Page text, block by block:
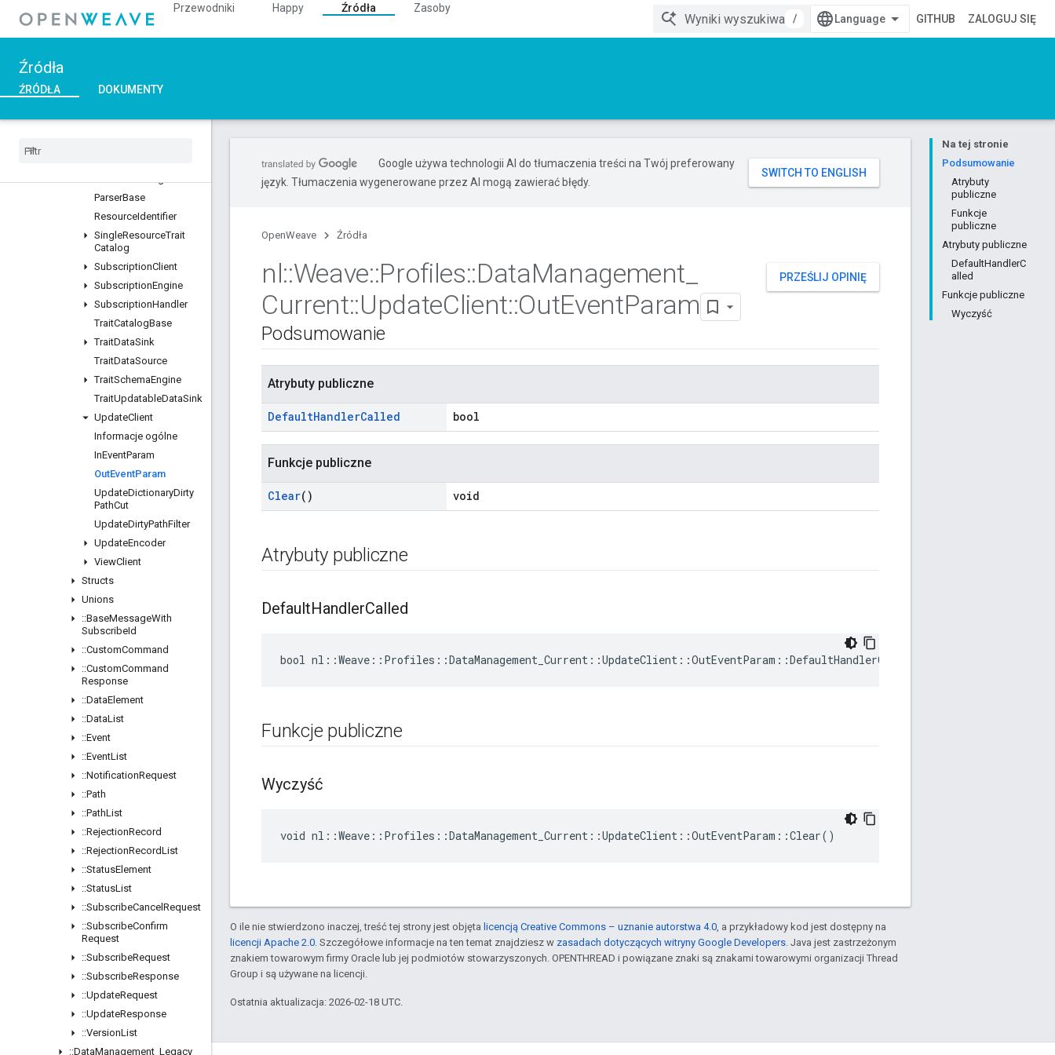
Przewodniki Happy Źródła
Zasoby
/
GITHUB ZALOGUJ SIĘ
Źródła
ŹRÓDŁA DOKUMENTY
IPathFilter
ListBuilderBase
LogBDXUpload
ParserBase
ResourceIdentifier
SingleResourceTrait
Catalog
SubscriptionClient
SubscriptionEngine
SubscriptionHandler
TraitCatalogBase
TraitDataSink
TraitDataSource
TraitSchemaEngine
TraitUpdatableDataSink
UpdateClient
Informacje ogólne
InEventParam
OutEventParam
UpdateDictionaryDirty
PathCut
UpdateDirtyPathFilter
UpdateEncoder
ViewClient
Structs
Unions
::BaseMessageWith
SubscribeId
::CustomCommand
::CustomCommand
Response
::DataElement
::DataList
::Event
::EventList
::NotificationRequest
::Path
::PathList
::RejectionRecord
::RejectionRecordList
::StatusElement
::StatusList
::SubscribeCancel Request
::SubscribeConfirm
Request
::SubscribeRequest
::SubscribeResponse
::UpdateRequest
::UpdateResponse
::VersionList
::DataManagement Legacy
Na tej stronie
Podsumowanie
Atrybuty
publiczne
Funkcje
publiczne
Atrybuty publiczne
DefaultHandlerC
alled
Funkcje publiczne
Wyczyść
Google używa technologii AI do tłumaczenia treści na Twój preferowany
język. Tłumaczenia wygenerowane przez AI mogą zawierać błędy.
OpenWeave Źródła
PRZEŚLIJ OPINIĘ
nl::Weave::Profiles::DataManagement
Current::UpdateClient::OutEventParam
Podsumowanie
Atrybuty publiczne
DefaultHandlerCalled bool
Funkcje publiczne
Clear() void
Atrybuty publiczne
DefaultHandlerCalled
bool nl::Weave::Profiles::DataManagement_Current::UpdateClient::OutEventParam::DefaultHandlerCalled
Funkcje publiczne
Wyczyść
void nl::Weave::Profiles::DataManagement_Current::UpdateClient::OutEventParam::Clear()
O ile nie stwierdzono inaczej, treść tej strony jest objęta licencją Creative Commons – uznanie autorstwa 4.0, a przykładowy kod jest dostępny na
licencji Apache 2.0. Szczegółowe informacje na ten temat znajdziesz w zasadach dotyczących witryny Google Developers. Java jest zastrzeżonym
znakiem towarowym firmy Oracle lub jej podmiotów stowarzyszonych. OPENTHREAD i powiązane znaki są znakami towarowymi organizacji Thread
Group i są używane na licencji.
Ostatnia aktualizacja: 2026-02-18 UTC.